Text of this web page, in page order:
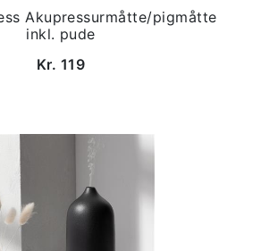
Akupressurmåtte/pigmåtte
inkl. pude
Kr. 119